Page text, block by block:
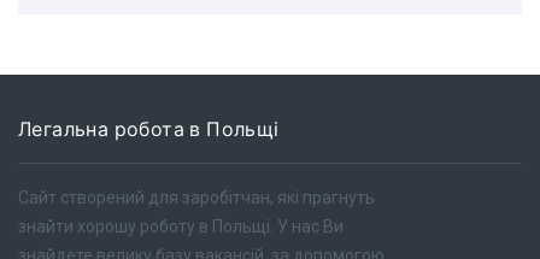
Легальна робота в Польщі
Сайт створений для заробітчан, які прагнуть
знайти хорошу роботу в Польщі. У нас Ви